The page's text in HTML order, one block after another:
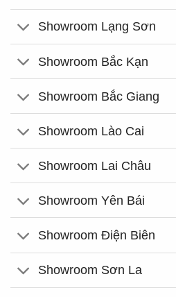
Showroom Lạng Sơn
Showroom Bắc Kạn
Showroom Bắc Giang
Showroom Lào Cai
Showroom Lai Châu
Showroom Yên Bái
Showroom Điện Biên
Showroom Sơn La